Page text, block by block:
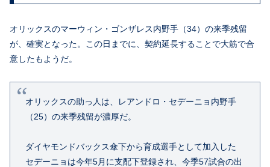
オリックスのマーウィン・ゴンザレス内野手（34）の来季残留
が、確実となった。この日までに、契約延長することで大筋で合
意したもようだ。
オリックスの助っ人は、レアンドロ・セデーニョ内野手
（25）の来季残留が濃厚だ。
ダイヤモンドバックス傘下から育成選手として加入した
セデーニョは今年5月に支配下登録され、今季57試合の出